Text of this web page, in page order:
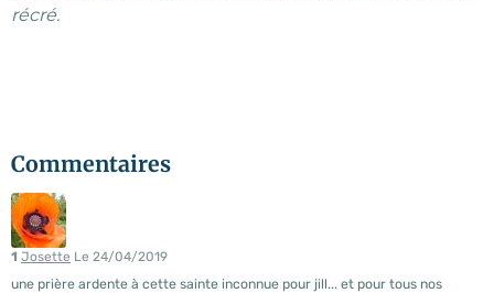
récré.
Commentaires
1 Josette Le 24/04/2019
une prière ardente à cette sainte inconnue pour jill... et pour tous nos